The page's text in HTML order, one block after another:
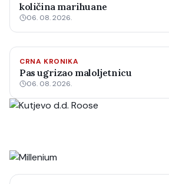
količina marihuane
06. 08. 2026.
CRNA KRONIKA
Pas ugrizao maloljetnicu
06. 08. 2026.